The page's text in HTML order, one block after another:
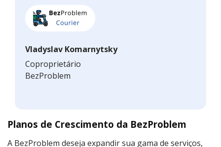
Vladyslav Komarnytsky
Coproprietário
BezProblem
Planos de Crescimento da BezProblem
A BezProblem deseja expandir sua gama de serviços,